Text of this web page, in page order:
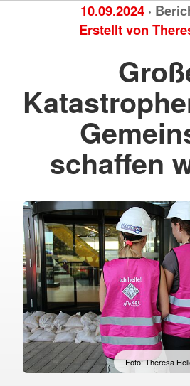
10.09.2024 ·
Erstellt von
schaffen
Foto: Theresa